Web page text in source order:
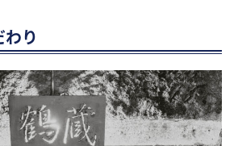
わり